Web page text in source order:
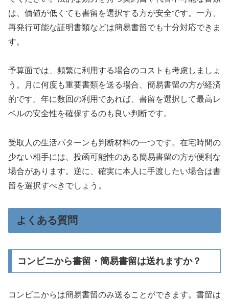
は、価値が低くても書留を選択する方が安全です。一方、
再発行可能な証明書類などは簡易書留でも十分対応できま
す。
予算面では、頻繁に利用する場合のコストも考慮しましょ
う。月に何度も重要書類を送る場合、簡易書留の方が経済
的です。年に数回の利用であれば、書留を選択して最高レ
ベルの安全性を確保するのも良い判断です。
受取人の生活パターンも判断材料の一つです。在宅時間の
少ない相手には、投函可能性のある簡易書留の方が便利な
場合があります。逆に、確実に本人に手渡したい場合は書
留を選択すべきでしょう。
よくある質問
コンビニから書留・簡易書留は送れますか？
コンビニからは簡易書留のみ送ることができます。書留は